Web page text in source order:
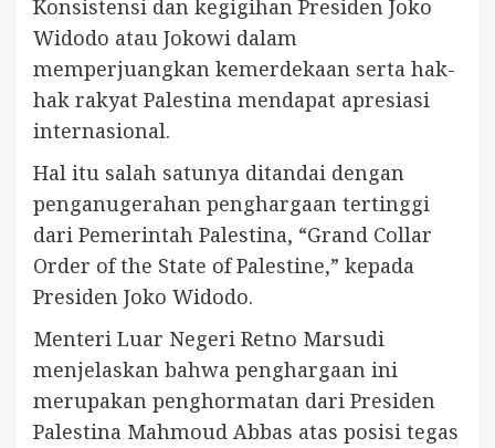
Konsistensi dan kegigihan Presiden Joko
Widodo atau Jokowi dalam
memperjuangkan kemerdekaan serta hak-
hak rakyat Palestina mendapat apresiasi
internasional.
Hal itu salah satunya ditandai dengan
penganugerahan penghargaan tertinggi
dari Pemerintah Palestina, “Grand Collar
Order of the State of Palestine,” kepada
Presiden Joko Widodo.
Menteri Luar Negeri Retno Marsudi
menjelaskan bahwa penghargaan ini
merupakan penghormatan dari Presiden
Palestina Mahmoud Abbas atas posisi tegas